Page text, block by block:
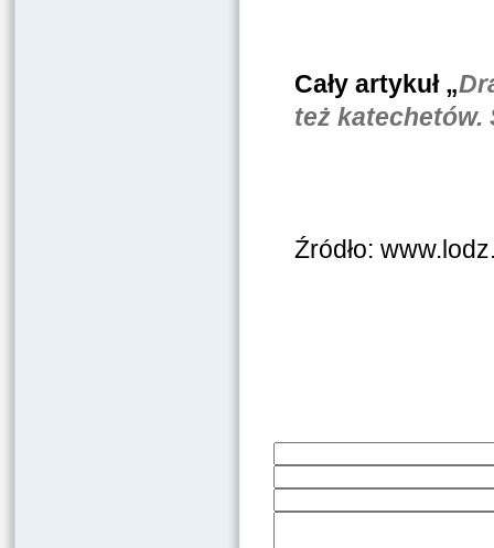
Cały artykuł „
też katechetów.
Źródło: